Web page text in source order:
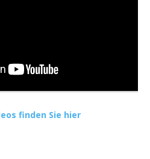
finden Sie hier